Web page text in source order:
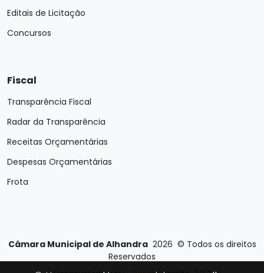
Editais de Licitação
Concursos
Fiscal
Transparência Fiscal
Radar da Transparência
Receitas Orçamentárias
Despesas Orçamentárias
Frota
Câmara Municipal de Alhandra 2026 © Todos os direitos
Reservados